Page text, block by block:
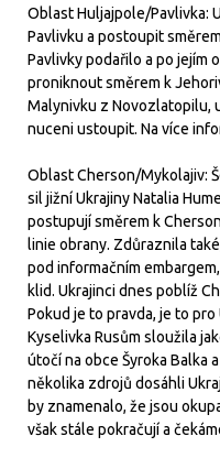
Oblast Huljajpole/Pavlivka:
Pavlivku a postoupit
Pavlivky podařilo a po jejím
proniknout směrem k
Malynivku z Novozlatopilu,
nuceni ustoupit. Na více
Oblast Cherson/Mykolajiv:
sil jižní Ukrajiny Natalia
postupují směrem k
linie obrany. Zdůraznila
pod informačním
klid. Ukrajinci dnes poblíž
Pokud je to pravda, je to
Kyselivka Rusům sloužila
útočí na obce Šyroka Balka
několika zdrojů dosáhli
by znamenalo, že jsou
však stále pokračují a